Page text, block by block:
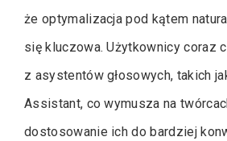
że optymalizacja pod kątem
się kluczowa. Użytkownicy coraz
z asystentów głosowych, takich
Assistant, co wymusza na
dostosowanie ich do bardziej